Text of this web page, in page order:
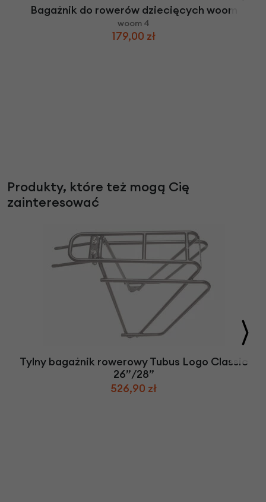
Bagażnik do rowerów dziecięcych woom
woom 4
179,00 zł
Produkty, które też mogą Cię
zainteresować
Tylny bagażnik rowerowy Tubus Logo Classic
26”/28”
526,90 zł